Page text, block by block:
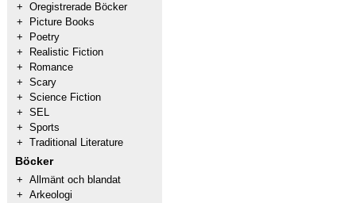
+ Oregistrerade Böcker
+
Picture Books
+
Poetry
+
Realistic Fiction
+
Romance
+ Scary
+ Science Fiction
+ SEL
+ Sports
+ Traditional Literature
Böcker
+ Allmänt och blandat
+ Arkeologi